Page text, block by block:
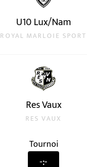
U10 Lux/Nam
ROYAL MARLOIE SPORT
Res Vaux
RES VAUX
Tournoi
-:-